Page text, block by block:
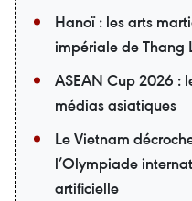
Hanoï : les arts
impériale de Thang
ASEAN Cup 2026 :
médias asiatiques
Le Vietnam
l’Olympiade
artificielle